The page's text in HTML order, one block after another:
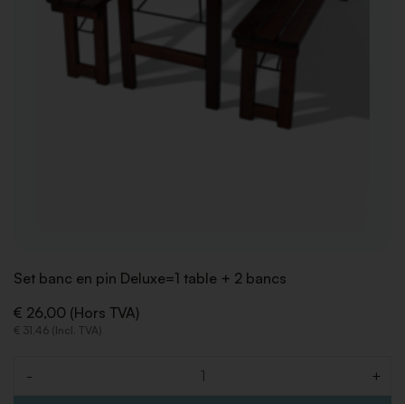
Set banc en pin Deluxe=1 table + 2 bancs
€ 26,00 (Hors TVA)
€ 31,46 (Incl. TVA)
- +